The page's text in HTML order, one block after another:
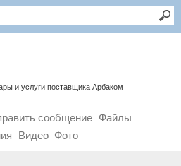
и услуги поставщика Арбаком
сообщение Файлы
Видео Фото